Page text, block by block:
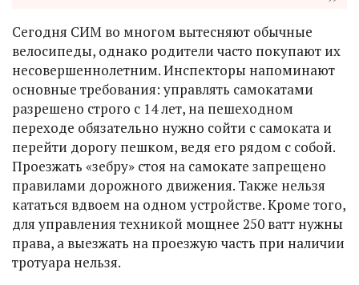
Сегодня СИМ во многом вытесняют обычные
велосипеды, однако родители часто покупают их
несовершеннолетним. Инспекторы напоминают
основные требования: управлять самокатами
разрешено строго с 14 лет, на пешеходном
переходе обязательно нужно сойти с самоката и
перейти дорогу пешком, ведя его рядом с собой.
Проезжать «зебру» стоя на самокате запрещено
правилами дорожного движения. Также нельзя
кататься вдвоем на одном устройстве. Кроме того,
для управления техникой мощнее 250 ватт нужны
права, а выезжать на проезжую часть при наличии
тротуара нельзя.